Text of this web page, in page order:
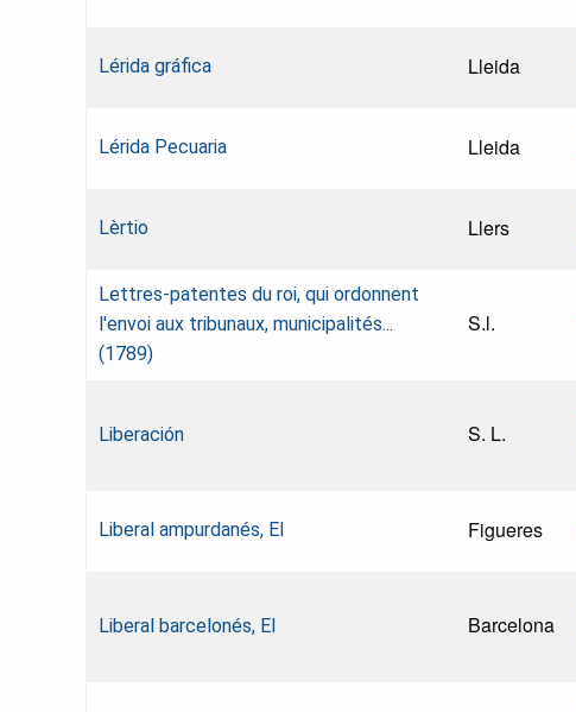
Lérida gráfica Lleida
Lérida Pecuaria Lleida
Lèrtio Llers
Lettres-patentes du roi, qui ordonnent
l'envoi aux tribunaux, municipalités...
(1789)
S.l.
Liberación S. L.
Liberal ampurdanés, El Figueres
Liberal barcelonés, El Barcelona